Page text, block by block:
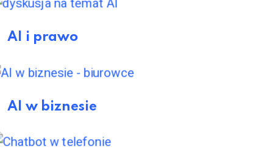
AI i prawo
AI w biznesie